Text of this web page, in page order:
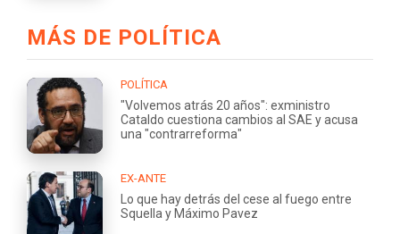
MÁS DE POLÍTICA
POLÍTICA
"Volvemos atrás 20 años": exministro
Cataldo cuestiona cambios al SAE y acusa
una "contrarreforma"
EX-ANTE
Lo que hay detrás del cese al fuego entre
Squella y Máximo Pavez